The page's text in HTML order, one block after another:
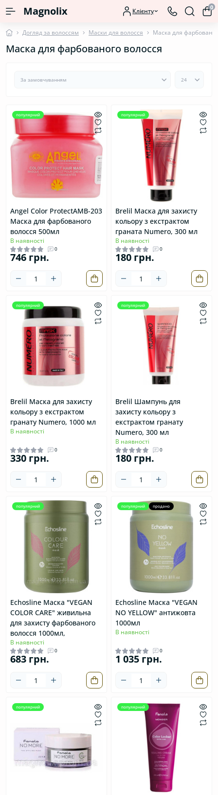
Magnolix Клієнту 0
Догляд за волоссям Маски для волосся Маска для
Маска для фарбованого волосся
популярний
Angel Color ProtectAMB-203
Маска для фарбованого
волосся 500мл
В наявності
0
746 грн.
популярний
Brelil Маска для захисту
кольору з екстрактом
граната Numero, 300 мл
В наявності
0
180 грн.
популярний
Brelil Маска для захисту
кольору з екстрактом
гранату Numero, 1000 мл
В наявності
0
330 грн.
популярний
Brelil Шампунь для
захисту кольору з
екстрактом гранату
Numero, 300 мл
В наявності
0
180 грн.
популярний
Echosline Маска "VEGAN
COLOR CARE" живильна
для захисту фарбованого
волосся 1000мл,
В наявності
0
683 грн.
популярний продано
Echosline Маска "VEGAN
NO YELLOW" антижовта
1000мл
В наявності
0
1 035 грн.
популярний популярний